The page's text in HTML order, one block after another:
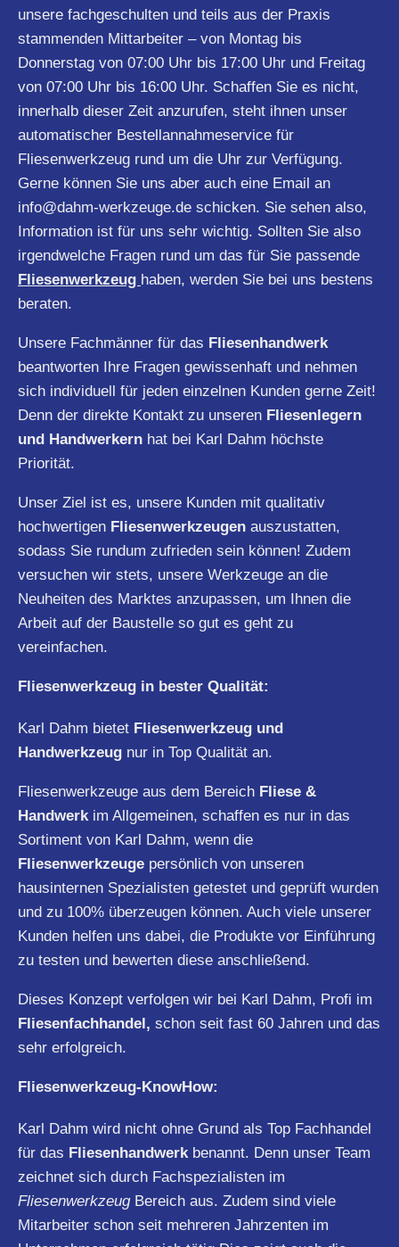
unsere fachgeschulten und teils aus der Praxis
stammenden Mittarbeiter – von Montag bis
Donnerstag von 07:00 Uhr bis 17:00 Uhr und Freitag
von 07:00 Uhr bis 16:00 Uhr. Schaffen Sie es nicht,
innerhalb dieser Zeit anzurufen, steht ihnen unser
automatischer Bestellannahmeservice für
Fliesenwerkzeug rund um die Uhr zur Verfügung.
Gerne können Sie uns aber auch eine Email an
info@dahm-werkzeuge.de schicken. Sie sehen also,
Information ist für uns sehr wichtig. Sollten Sie also
irgendwelche Fragen rund um das für Sie passende
Fliesenwerkzeug haben, werden Sie bei uns bestens
beraten.
Unsere Fachmänner für das Fliesenhandwerk
beantworten Ihre Fragen gewissenhaft und nehmen
sich individuell für jeden einzelnen Kunden gerne Zeit!
Denn der direkte Kontakt zu unseren Fliesenlegern
und Handwerkern hat bei Karl Dahm höchste
Priorität.
Unser Ziel ist es, unsere Kunden mit qualitativ
hochwertigen Fliesenwerkzeugen auszustatten,
sodass Sie rundum zufrieden sein können! Zudem
versuchen wir stets, unsere Werkzeuge an die
Neuheiten des Marktes anzupassen, um Ihnen die
Arbeit auf der Baustelle so gut es geht zu
vereinfachen.
Fliesenwerkzeug in bester Qualität:
Karl Dahm bietet Fliesenwerkzeug und
Handwerkzeug nur in Top Qualität an.
Fliesenwerkzeuge aus dem Bereich Fliese &
Handwerk im Allgemeinen, schaffen es nur in das
Sortiment von Karl Dahm, wenn die
Fliesenwerkzeuge persönlich von unseren
hausinternen Spezialisten getestet und geprüft wurden
und zu 100% überzeugen können. Auch viele unserer
Kunden helfen uns dabei, die Produkte vor Einführung
zu testen und bewerten diese anschließend.
Dieses Konzept verfolgen wir bei Karl Dahm, Profi im
Fliesenfachhandel, schon seit fast 60 Jahren und das
sehr erfolgreich.
Fliesenwerkzeug-KnowHow:
Karl Dahm wird nicht ohne Grund als Top Fachhandel
für das Fliesenhandwerk benannt. Denn unser Team
zeichnet sich durch Fachspezialisten im
FliesenwerkzeugBereich aus. Zudem sind viele
Mitarbeiter schon seit mehreren Jahrzenten im